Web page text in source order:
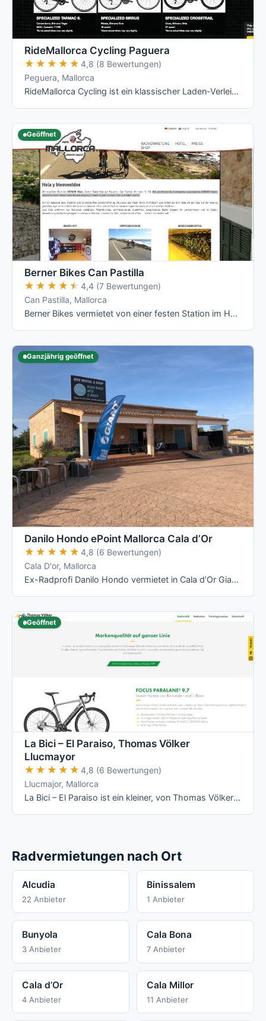
RideMallorca Cycling Paguera
★★★★★
★★★★★ 4,8 (8 Bewertungen)
Peguera, Mallorca
RideMallorca Cycling ist ein klassischer Laden-Verleih am Bulevar de Peguera: Du holst Dein Rad im Shop ab, dort wird es Dir angepasst – …
Geöffnet
Berner Bikes Can Pastilla
★★★★★
★★★★★ 4,4 (7 Bewertungen)
Can Pastilla, Mallorca
Berner Bikes vermietet von einer festen Station im Hotel THB El Cid an der Playa de Palma aus eine reine Rennrad- und E-Rennrad-Flotte mit …
Ganzjährig geöffnet
Danilo Hondo ePoint Mallorca Cala d’Or
★★★★★
★★★★★ 4,8 (6 Bewertungen)
Cala D'or, Mallorca
Ex-Radprofi Danilo Hondo vermietet in Cala d’Or Giant- und Liv-Räder – vom Rennrad über Mountainbike bis zum E-Bike – und betreibt dort ein …
Geöffnet
La Bici – El Paraiso, Thomas Völker
Llucmayor
★★★★★
★★★★★ 4,8 (6 Bewertungen)
Llucmajor, Mallorca
La Bici – El Paraiso ist ein kleiner, von Thomas Völker persönlich geführter Radverleih in Llucmajor mit Fokus auf Focus-Räder (Rennrad, …
Radvermietungen nach Ort
Alcudia
22 Anbieter
Binissalem
1 Anbieter
Bunyola
3 Anbieter
Cala Bona
7 Anbieter
Cala d’Or
4 Anbieter
Cala Millor
11 Anbieter